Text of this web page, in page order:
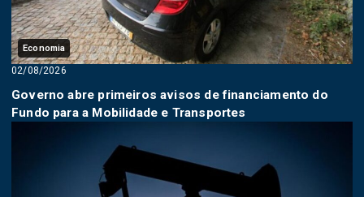
Economia
02/08/2026
Governo abre primeiros avisos de financiamento do
Fundo para a Mobilidade e Transportes